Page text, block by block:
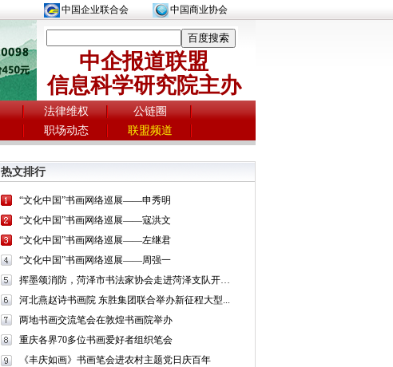
中国企业联合会 中国商业协会
中企报道联盟
信息科学研究院主办
法律维权
公链圈
职场动态 联盟频道
热文排行
“文化中国”书画网络巡展——申秀明
“文化中国”书画网络巡展——寇洪文
“文化中国”书画网络巡展——左继君
“文化中国”书画网络巡展——周强一
挥墨颂消防，菏泽市书法家协会走进菏泽支队开展...
河北燕赵诗书画院 东胜集团联合举办新征程大型...
两地书画交流笔会在敦煌书画院举办
重庆各界70多位书画爱好者组织笔会
《丰庆如画》书画笔会进农村主题党日庆百年